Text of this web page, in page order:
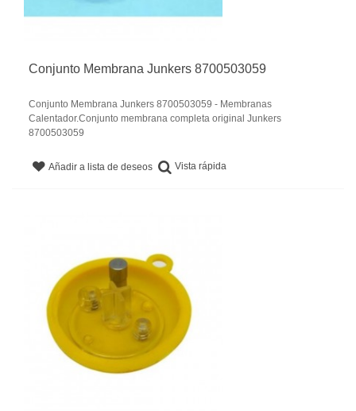
Conjunto Membrana Junkers 8700503059
Conjunto Membrana Junkers 8700503059 - Membranas
Calentador.Conjunto membrana completa original Junkers
8700503059
Añadir a lista de deseos Vista rápida